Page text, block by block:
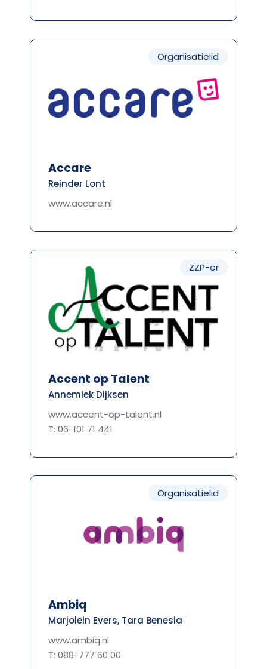
Organisatielid
Accare
Reinder Lont
www.accare.nl
ZZP-er
Accent op Talent
Annemiek Dijksen
www.accent-op-talent.nl
T: 06-101 71 441
Organisatielid
Ambiq
Marjolein Evers, Tara Benesia
www.ambiq.nl
T: 088-777 60 00